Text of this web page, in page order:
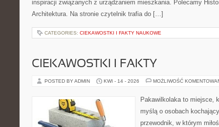
inspiracji związanych z urządzaniem mieszkania. Polecamy
Architektura. Na stronie czytelnik trafia do […]
CATEGORIES: CIEKAWOSTKI I FAKTY NAUKOWE
CIEKAWOSTKI I FAKTY
POSTED BY ADMIN KWI - 14 - 2026 MOŻLIWOŚĆ
Pakawilkolaka to miejsce,
myślą o osobach
przewodnik, w którym